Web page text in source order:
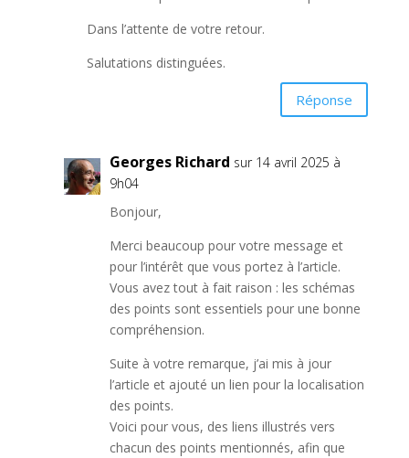
Dans l’attente de votre retour.
Salutations distinguées.
Réponse
Georges Richard sur 14 avril 2025 à
9h04
Bonjour,
Merci beaucoup pour votre message et
pour l’intérêt que vous portez à l’article.
Vous avez tout à fait raison : les schémas
des points sont essentiels pour une bonne
compréhension.
Suite à votre remarque, j’ai mis à jour
l’article et ajouté un lien pour la localisation
des points.
Voici pour vous, des liens illustrés vers
chacun des points mentionnés, afin que